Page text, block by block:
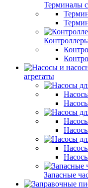
Терминалы
агрегаты
Запасные